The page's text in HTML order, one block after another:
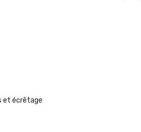
et écrêtage